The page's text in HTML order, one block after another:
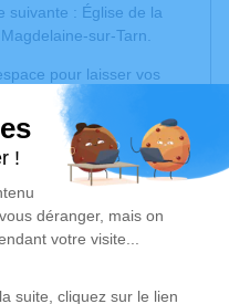
suivante : Église de la
sur-Tarn.
pour laisser vos
souvenirs, une
à travers des poèmes
d'expression dédié à
estdisponible
Je rends hommage